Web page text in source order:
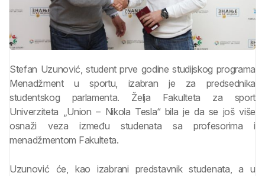
Stefan Uzunović, student prve godine studijskog programa
Menadžment u sportu, izabran je za predsednika
studentskog parlamenta. Želja Fakulteta za sport
Univerziteta „Union – Nikola Tesla“ bila je da se još više
osnaži veza između studenata sa profesorima i
menadžmentom Fakulteta.
Uzunović će, kao izabrani predstavnik studenata, a u